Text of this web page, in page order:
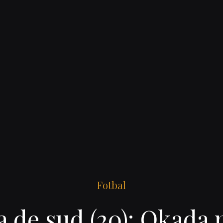
Fotbal